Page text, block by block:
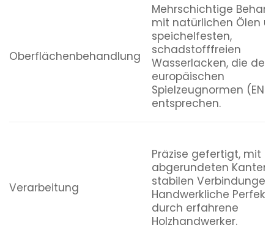
Oberflächenbehandlung
Mehrschichtige
mit natürlichen Ölen
speichelfesten,
schadstofffreien
Wasserlacken, die den
europäischen
Spielzeugnormen (EN
entsprechen.
Verarbeitung
Präzise gefertigt, mit
abgerundeten Kanten
stabilen Verbindungen.
Handwerkliche
durch erfahrene
Holzhandwerker.